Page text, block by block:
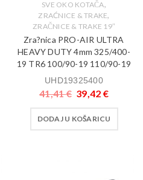
SVE OKO KOTAČA,
ZRAĆNICE & TRAKE,
ZRAČNICE & TRAKE 19″
Zra?nica PRO-AIR ULTRA
HEAVY DUTY 4mm 325/400-
19 TR6 100/90-19 110/90-19
UHD19325400
41,41€ 39,42 €
DODAJ U KOŠARICU